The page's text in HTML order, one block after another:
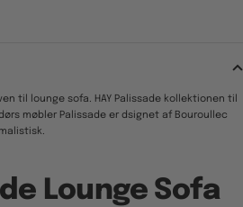
til lounge sofa. HAY Palissade kollektionen til
møbler Palissade er dsignet af Bouroullec
Lounge Sofa